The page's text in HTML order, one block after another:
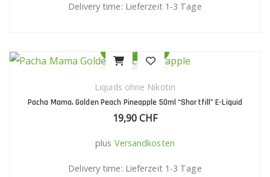
Delivery time: Lieferzeit 1-3 Tage
Quick View
Liquids ohne Nikotin
Pacha Mama, Golden Peach Pineapple 50ml “Shortfill” E-Liquid
19,90CHF
plus Versandkosten
Delivery time: Lieferzeit 1-3 Tage